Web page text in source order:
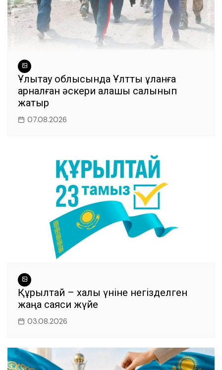
Ұлытау облысында Ұлттық ұланға
арналған әскери қалашық салынып
жатыр
07.08.2026
Құрылтай – халық үніне негізделген
жаңа саяси жүйе
03.08.2026